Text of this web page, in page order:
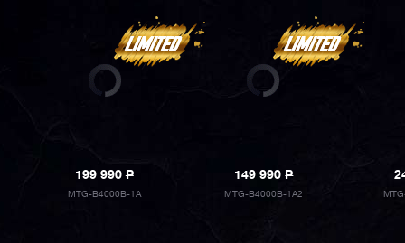
199 990P
MTG-B4000B-1A
149 990P
MTG-B4000B-1A2